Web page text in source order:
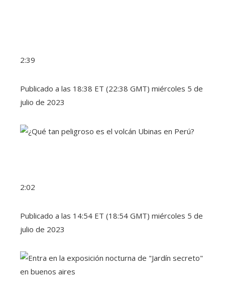
2:39
Publicado a las 18:38 ET (22:38 GMT) miércoles 5 de
julio de 2023
2:02
Publicado a las 14:54 ET (18:54 GMT) miércoles 5 de
julio de 2023